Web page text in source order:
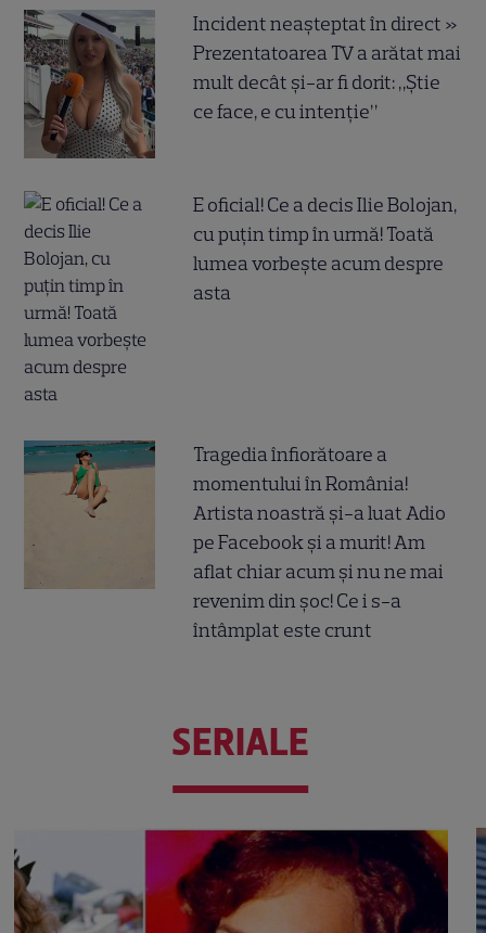
Incident neașteptat în direct »
Prezentatoarea TV a arătat mai
mult decât și-ar fi dorit: „Știe
ce face, e cu intenție”
E oficial! Ce a decis Ilie Bolojan,
cu puțin timp în urmă! Toată
lumea vorbește acum despre
asta
Tragedia înfiorătoare a
momentului în România!
Artista noastră și-a luat Adio
pe Facebook și a murit! Am
aflat chiar acum și nu ne mai
revenim din șoc! Ce i s-a
întâmplat este crunt
SERIALE